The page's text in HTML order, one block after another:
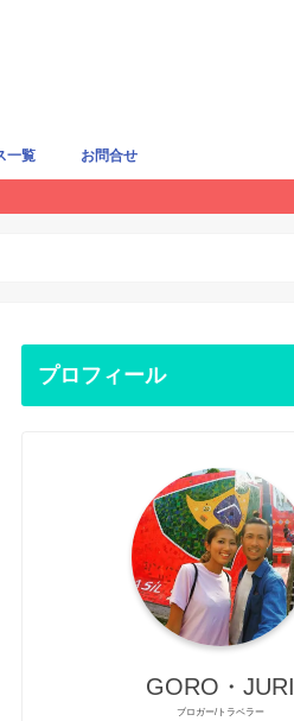
一覧 お問合せ
プロフィール
GORO・JURI
ブロガー/トラベラー